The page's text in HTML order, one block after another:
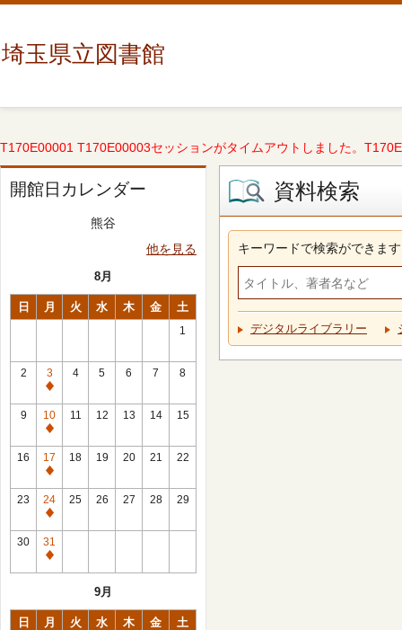
埼玉県立図書館
T170E00001 T170E00003セッションがタイムアウトしました。
開館日カレンダー
熊谷
他を見る
8月
日 月 火 水 木 金 土
1
2
3
休
館
日
4 5 6 7 8
9
10
休
館
日
11 12 13 14 15
16
17
休
館
日
18 19 20 21 22
23
24
休
館
日
25 26 27 28 29
30
31
休
9月
日 月 火 水 木 金 土
資料検索
キーワードで検索ができます
デジタルライブラリー